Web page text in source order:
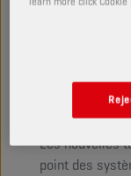
de post-
sur ce
Les nouvelles
point des